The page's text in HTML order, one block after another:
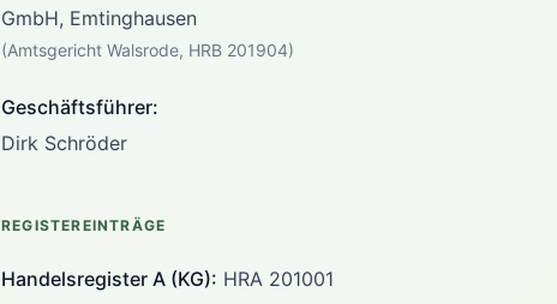
GmbH, Emtinghausen
(Amtsgericht Walsrode, HRB 201904)
Geschäftsführer:
Dirk Schröder
REGISTEREINTRÄGE
Handelsregister A (KG): HRA 201001